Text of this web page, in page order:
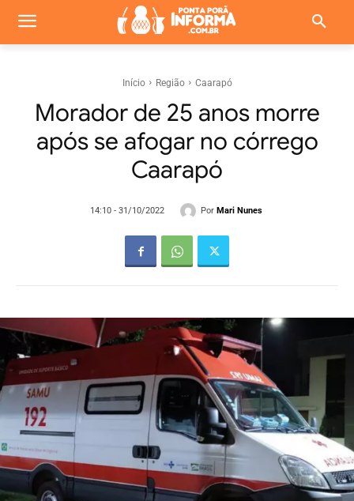
Início Região Caarapó
Morador de 25 anos morre
após se afogar no córrego
Caarapó
14:10 - 31/10/2022 Por Mari Nunes